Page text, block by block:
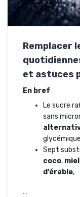
Remplacer
et astuces
En bref
Le sucre
sans
Sept
coco, miel
d’érable,
…